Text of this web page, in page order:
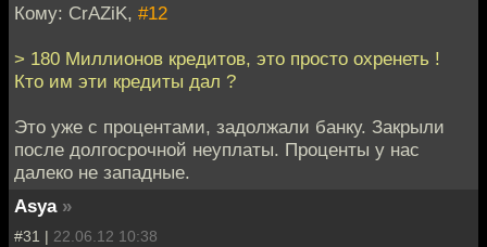
Кому: CrAZiK, #12
> 180 Миллионов кредитов, это просто охренеть !
Кто им эти кредиты дал ?
Это уже с процентами, задолжали банку. Закрыли
после долгосрочной неуплаты. Проценты у нас
далеко не западные.
Asya »
#31 | 22.06.12 10:38